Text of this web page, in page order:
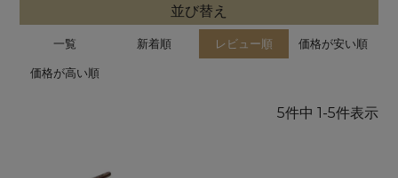
並び替え
一覧 新着順 レビュー順 価格が安い順
価格が高い順
5件中 1-5件表示